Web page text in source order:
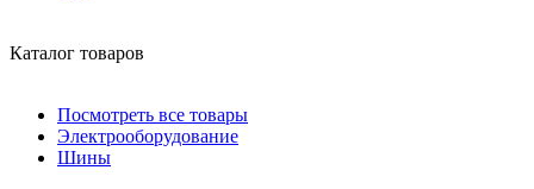
Каталог товаров
Посмотреть все товары
Электрооборудование
Шины